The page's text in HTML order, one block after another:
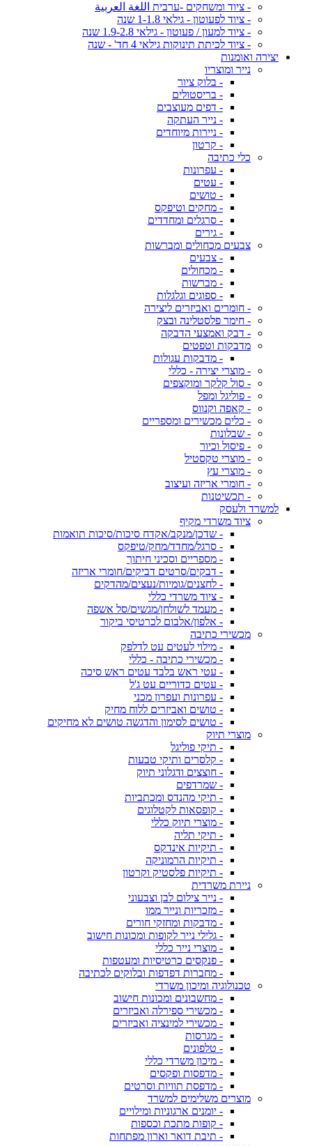
- ציוד ומשחקים -ערבית اللغة العربية
- ציוד לפעוטון - גילאי 1-1.8 שנה
- ציוד למעון / פעוטון - גילאי 1.9-2.8 שנה
- ציוד לכיתת תינוקות גילאי 4 חד' - שנה
יצירה ואומנות
נייר ומוצריו
- בלוק ציור
- בריסטולים
- דפים מעוצבים
- נייר העתקה
- ניירות מיוחדים
- קרטון
כלי כתיבה
- עפרונות
- עטים
- טושים
- מחקים וטיפקס
- סרגלים ומחדדים
- גירים
צבעים מכחולים ומברשות
- צבעים
- מכחולים
- מברשות
- ספוגים וגלגלות
- חומרים ואביזרים ליצירה
- חימר פלסטלינה ובצק
- דבק ואמצעי הדבקה
מדבקות וטפטים
- מדבקות עגולות
- מוצרי יצירה - כללי
- סול קלקר ומוקצפים
- פוליגל ומפל
- קאפה וקנווס
- כלים מכשירים ומספריים
- שבלונות
- פיסול וכיור
- מוצרי טקסטיל
- מוצרי עץ
- חומרי אריזה ועיצוב
- תכשיטנות
למשרד ולעסק
ציוד משרדי מקיף
- שדכן/מנקב/אקדח סיכות/סיכות תואמות
- סרגל/מחדד/מחק/טיפקס
- מספריים וסכיני חיתוך
- דבקים/סרטים דביקים/חומרי אריזה
- לחצנים/גומיות/נעצים/מהדקים
- ציוד משרדי כללי
- מעמד לשולחן/מגשים/סל אשפה
- אלפון/אלבום לכרטיסי ביקור
מכשירי כתיבה
- מילוי לעטים עט לדלפק
- מכשירי כתיבה - כללי
- עטי ראש בלבד עטים ראש סיכה
- עטים כדוריים עט ג'ל
- עפרונות ועפרון מכני
- טושים ואביזרים ללוח מחיק
- טושים לסימון והדגשה טושים לא מחיקים
מוצרי תיוק
- תיקי פוליגל
- קלסרים ותיקי טבעות
- חוצצים ודגלוני תיוק
- שמרדפים
- תיקי מהנדס ומכתביות
- קופסאות לקטלוגים
- מוצרי תיוק כללי
- תיקי תליה
- תיקיות אינדקס
- תיקיות הרמוניקה
- תיקיות פלסטיק וקרטון
ניירת משרדית
- נייר צילום לבן וצבעוני
- מזכריות ונייר ממו
- מדבקות ומחזקי חורים
- גלילי נייר לקופות ומכונות חישוב
- מוצרי נייר כללי
- פנקסים כרטיסיות ומעטפות
- מחברות דפדפות ובלוקים לכתיבה
טכנולוגיה ומיכון משרדי
- מחשבונים ומכונות חישוב
- מכשירי ספירלה ואביזרים
- מכשירי למינציה ואביזרים
- מגרסות
- טלפונים
- מיכון משרדי כללי
- מדפסות ופקסים
- מדפסת תוויות וסרטים
מוצרים משלימים למשרד
- יומנים ארגוניות ומילויים
- קופות מתכת וכספות
- תיבת דואר וארון מפתחות